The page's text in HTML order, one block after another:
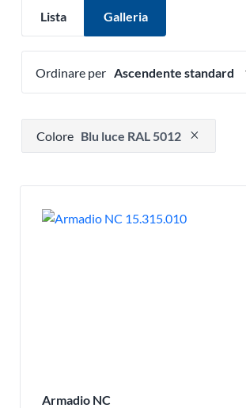
Lista Galleria
Ordinare per
Premere per rimuovere l'opzione filtro
Colore Blu luce RAL 5012
Armadio NC